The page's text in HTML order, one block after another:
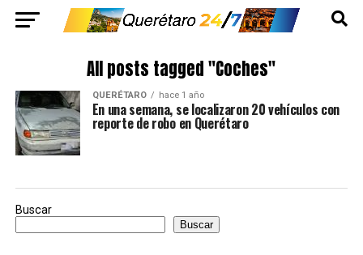
All posts tagged "Coches"
QUERÉTARO hace 1 año
En una semana, se localizaron 20 vehículos con
reporte de robo en Querétaro
Buscar
Buscar